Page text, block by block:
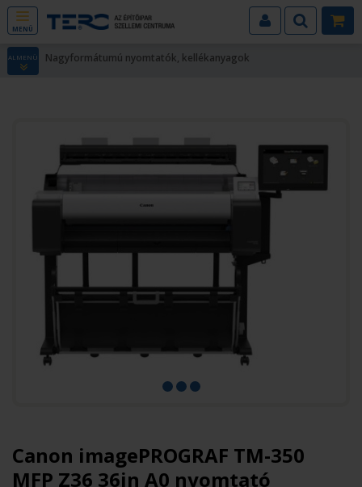
MENÜ
ALMENÜ Nagyformátumú nyomtatók, kellékanyagok
Canon imagePROGRAF TM-350
MFP Z36 36in A0 nyomtató